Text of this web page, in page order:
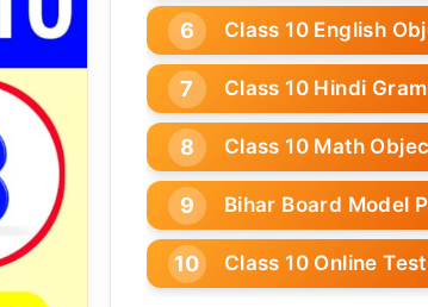
Class 10 English
Class 10 Hindi
Class 10 Math
Bihar Board Model
Class 10 Online